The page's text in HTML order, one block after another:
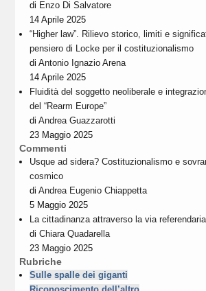
di Enzo Di Salvatore
14 Aprile 2025
“Higher law”. Rilievo storico, limiti e
pensiero di Locke per il costituzionalismo
diAntonio Ignazio Arena
14 Aprile 2025
Fluidità del soggetto neoliberale e
del “Rearm Europe”
diAndrea Guazzarotti
23 Maggio 2025
Commenti
Usque ad sidera? Costituzionalismo e
cosmico
diAndrea Eugenio Chiappetta
5 Maggio 2025
La cittadinanza attraverso la via referendaria
diChiara Quadarella
23 Maggio 2025
Rubriche
Sulle spalle dei giganti